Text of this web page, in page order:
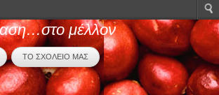
μέλλον
ΤΟ ΣΧΟΛΕΙΟ ΜΑΣ